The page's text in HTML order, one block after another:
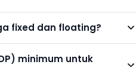
fixed dan floating?
minimum untuk